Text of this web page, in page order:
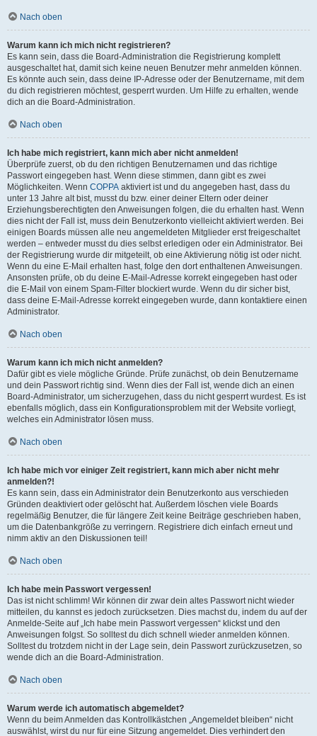
Nach oben
Warum kann ich mich nicht registrieren?
Es kann sein, dass die Board-Administration die Registrierung komplett
ausgeschaltet hat, damit sich keine neuen Benutzer mehr anmelden können.
Es könnte auch sein, dass deine IP-Adresse oder der Benutzername, mit dem
du dich registrieren möchtest, gesperrt wurden. Um Hilfe zu erhalten, wende
dich an die Board-Administration.
Nach oben
Ich habe mich registriert, kann mich aber nicht anmelden!
Überprüfe zuerst, ob du den richtigen Benutzernamen und das richtige
Passwort eingegeben hast. Wenn diese stimmen, dann gibt es zwei
Möglichkeiten. Wenn COPPA aktiviert ist und du angegeben hast, dass du
unter 13 Jahre alt bist, musst du bzw. einer deiner Eltern oder deiner
Erziehungsberechtigten den Anweisungen folgen, die du erhalten hast. Wenn
dies nicht der Fall ist, muss dein Benutzerkonto vielleicht aktiviert werden. Bei
einigen Boards müssen alle neu angemeldeten Mitglieder erst freigeschaltet
werden – entweder musst du dies selbst erledigen oder ein Administrator. Bei
der Registrierung wurde dir mitgeteilt, ob eine Aktivierung nötig ist oder nicht.
Wenn du eine E-Mail erhalten hast, folge den dort enthaltenen Anweisungen.
Ansonsten prüfe, ob du deine E-Mail-Adresse korrekt eingegeben hast oder
die E-Mail von einem Spam-Filter blockiert wurde. Wenn du dir sicher bist,
dass deine E-Mail-Adresse korrekt eingegeben wurde, dann kontaktiere einen
Administrator.
Nach oben
Warum kann ich mich nicht anmelden?
Dafür gibt es viele mögliche Gründe. Prüfe zunächst, ob dein Benutzername
und dein Passwort richtig sind. Wenn dies der Fall ist, wende dich an einen
Board-Administrator, um sicherzugehen, dass du nicht gesperrt wurdest. Es ist
ebenfalls möglich, dass ein Konfigurationsproblem mit der Website vorliegt,
welches ein Administrator lösen muss.
Nach oben
Ich habe mich vor einiger Zeit registriert, kann mich aber nicht mehr
anmelden?!
Es kann sein, dass ein Administrator dein Benutzerkonto aus verschieden
Gründen deaktiviert oder gelöscht hat. Außerdem löschen viele Boards
regelmäßig Benutzer, die für längere Zeit keine Beiträge geschrieben haben,
um die Datenbankgröße zu verringern. Registriere dich einfach erneut und
nimm aktiv an den Diskussionen teil!
Nach oben
Ich habe mein Passwort vergessen!
Das ist nicht schlimm! Wir können dir zwar dein altes Passwort nicht wieder
mitteilen, du kannst es jedoch zurücksetzen. Dies machst du, indem du auf der
Anmelde-Seite auf „Ich habe mein Passwort vergessen“ klickst und den
Anweisungen folgst. So solltest du dich schnell wieder anmelden können.
Solltest du trotzdem nicht in der Lage sein, dein Passwort zurückzusetzen, so
wende dich an die Board-Administration.
Nach oben
Warum werde ich automatisch abgemeldet?
Wenn du beim Anmelden das Kontrollkästchen „Angemeldet bleiben“ nicht
auswählst, wirst du nur für eine Sitzung angemeldet. Dies verhindert den